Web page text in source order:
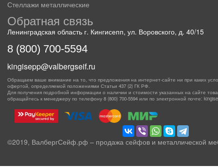
Стеллажи металлические
Обратная связь
Ленинградская область г. Кингисепп, ул. Воровского, д. 40/15
8 (800) 700-5594
kingisepp@valbergseif.ru
Обращаем ваше внимание на то, что предложения на интернет-сайте ни при каких
офертой, определяемой положениями Статьи 437 (2) ГК РФ.
Для получения подробной информации о наличии и стоимости указанных на сайте
обращайтесь к менеджеру по телефону 8 (800) 700-5594 или по электронной почте:
©2019, ВалбергСейф.рф – продажа сейфов и металлической